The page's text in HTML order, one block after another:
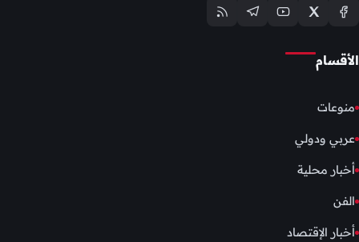
الأقسام
منوعات
عربي ودولي
أخبار محلية
الفن
أخبار الإقتصاد